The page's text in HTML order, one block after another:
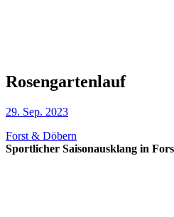
Rosengartenlauf
29. Sep. 2023
Forst & Döbern
Sportlicher Saisonausklang in